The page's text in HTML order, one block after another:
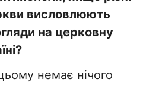
висловлюють
на церковну
немає нічого